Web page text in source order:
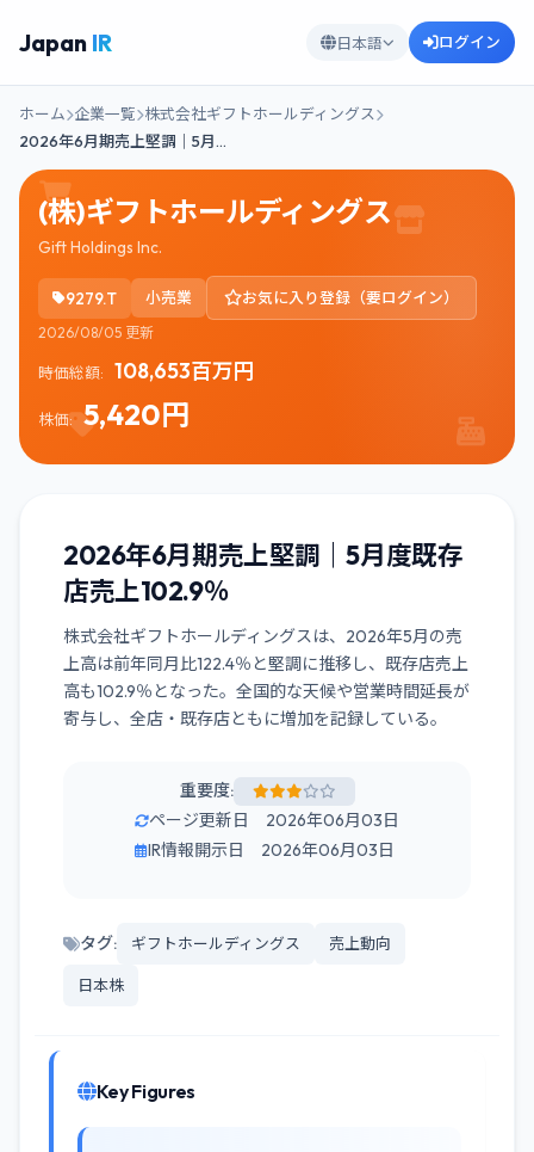
Japan IR 日本語 ログイン
ホーム 企業一覧 株式会社ギフトホールディングス
2026年6月期売上堅調｜5月…
(株)ギフトホールディングス
Gift Holdings Inc.
9279.T 小売業 お気に入り登録（要ログイン）
2026/08/05 更新
時価総額: 108,653百万円
株価: 5,420円
2026年6月期売上堅調｜5月度既存
店売上102.9％
株式会社ギフトホールディングスは、2026年5月の売
上高は前年同月比122.4％と堅調に推移し、既存店売上
高も102.9％となった。全国的な天候や営業時間延長が
寄与し、全店・既存店ともに増加を記録している。
重要度:
ページ更新日 2026年06月03日
IR情報開示日 2026年06月03日
タグ: ギフトホールディングス 売上動向
日本株
Key Figures